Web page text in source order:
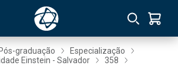
Pós-graduação
Especialização
Einstein - Salvador
358